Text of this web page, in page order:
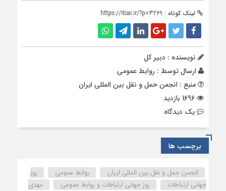
لینک کوتاه : https://itcai.ir/?p=3269
نویسنده : دبیر کل
ارسال توسط : روابط عمومی
منبع : انجمن حمل و نقل بین المللی ایران
يک دیدگاه
برچسب ها
انجمن حمل و نقل بین المللی ایران روابط عمومی
روز
جهانی ارتباطات
روز جهانی ارتباطات و روابط عمومی
مهدی